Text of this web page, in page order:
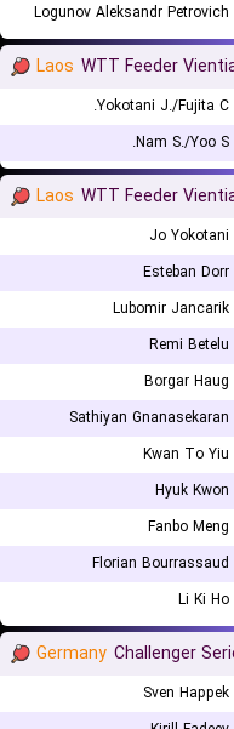
Logunov Aleksandr Petrovich
Laos WTT Feeder
Yokotani J./Fujita C.
Nam S./Yoo S.
Laos WTT Feeder
Jo Yokotani
Esteban Dorr
Lubomir Jancarik
Remi Betelu
Borgar Haug
Sathiyan Gnanasekaran
Kwan To Yiu
Hyuk Kwon
Fanbo Meng
Florian Bourrassaud
Li Ki Ho
Germany Challenger
Sven Happek